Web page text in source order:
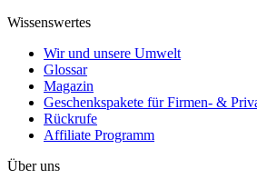
Wissenswertes
Wir und unsere Umwelt
Glossar
Magazin
Geschenkspakete für Firmen- &
Rückrufe
Affiliate Programm
Über uns